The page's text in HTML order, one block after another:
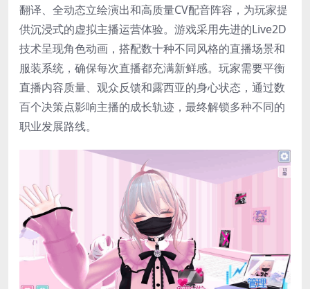
翻译、全动态立绘演出和高质量CV配音阵容，为玩家提
供沉浸式的虚拟主播运营体验。游戏采用先进的Live2D
技术呈现角色动画，搭配数十种不同风格的直播场景和
服装系统，确保每次直播都充满新鲜感。玩家需要平衡
直播内容质量、观众反馈和露西亚的身心状态，通过数
百个决策点影响主播的成长轨迹，最终解锁多种不同的
职业发展路线。